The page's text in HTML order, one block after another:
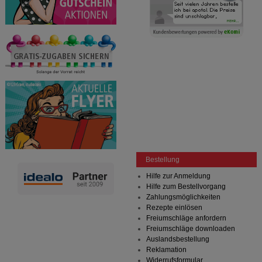
Informationen über die Art und Weise der Nutzung
unserer Website sammeln, mit deren Hilfe wir unsere
Website weiter für Sie optimieren können, den Inhalt
auf unserer Website aber auch die Werbung auf
Drittseiten möglichst relevant für Sie zu gestalten.
Bitte beachten Sie, dass Daten hierfür teilweise an
Dritte wie z.B. Google oder soziale Medien
übertragen werden.
Bestellung
Hilfe zur Anmeldung
Hilfe zum Bestellvorgang
Zahlungsmöglichkeiten
Rezepte einlösen
Freiumschläge anfordern
Freiumschläge downloaden
Auslandsbestellung
Reklamation
Widerrufsformular